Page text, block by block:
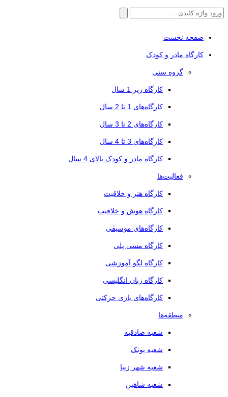
جستجو
صفحه نخست
کارگاه مادر و کودک
گروه سنی
کارگاه زیر 1 سال
کارگاه‌های 1 تا 2 سال
کارگاه‌های 2 تا 3 سال
کارگاه‌های 3 تا 4 سال
کارگاه مادر و کودک بالای 4 سال
فعالیت‌ها
کارگاه هنر و خلاقیت
کارگاه هوش و خلاقیت
کارگاه‌های موسیقی
کارگاه مسی پلی
کارگاه لگو آموزشی
کارگاه زبان انگلیسی
کارگاه‌های بازی حرکتی
منطقه‌ها
شعبه صادقیه
شعبه پونک
شعبه شهر زیبا
شعبه شاهین